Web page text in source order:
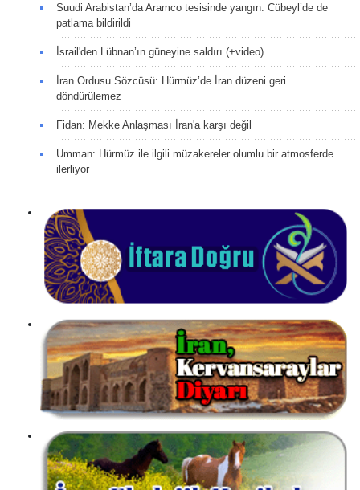
Suudi Arabistan’da Aramco tesisinde yangın: Cübeyl’de de
patlama bildirildi
İsrail'den Lübnan’ın güneyine saldırı (+video)
İran Ordusu Sözcüsü: Hürmüz’de İran düzeni geri
döndürülemez
Fidan: Mekke Anlaşması İran'a karşı değil
Umman: Hürmüz ile ilgili müzakereler olumlu bir atmosferde
ilerliyor